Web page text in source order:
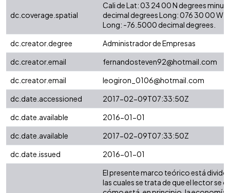
dc.coverage.spatial
Cali de Lat: 03 24 00 N degrees
decimal degrees Long: 076 30 00 W
Long: -76.5000 decimal degrees.
dc.creator.degree
Administrador de Empresas
dc.creator.email
fernandosteven92@hotmail.com
dc.creator.email
leogiron_0106@hotmail.com
dc.date.accessioned
2017-02-09T07:33:50Z
dc.date.available
2016-01-01
dc.date.available
2017-02-09T07:33:50Z
dc.date.issued
2016-01-01
El presente marco teórico está divido
las cuales se trata de que el lector se